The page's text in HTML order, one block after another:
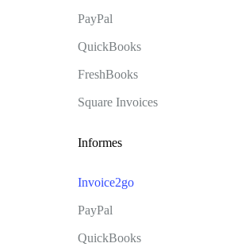
Informes